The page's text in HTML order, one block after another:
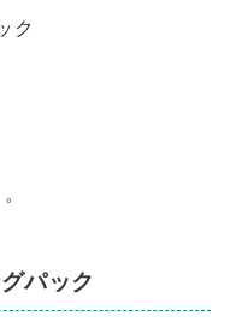
ク
パック